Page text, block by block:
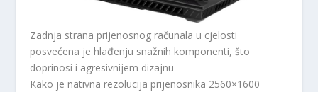
Zadnja strana prijenosnog računala u cjelosti
posvećena je hlađenju snažnih komponenti, što
doprinosi i agresivnijem dizajnu
Kako je nativna rezolucija prijenosnika 2560×1600